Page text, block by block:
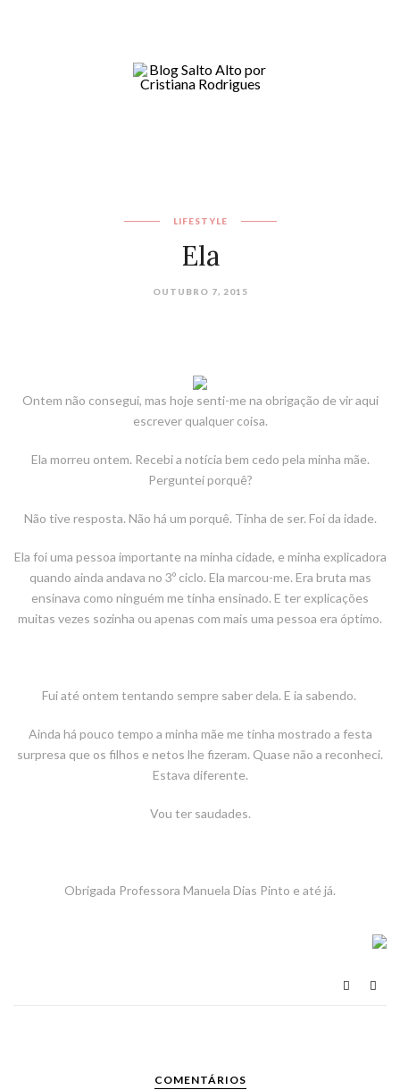
LIFESTYLE
Ela
OUTUBRO 7, 2015
Ontem não consegui, mas hoje senti-me na obrigação de vir aqui
escrever qualquer coisa.
Ela morreu ontem. Recebi a notícia bem cedo pela minha mãe.
Perguntei porquê?
Não tive resposta. Não há um porquê. Tinha de ser. Foi da idade.
Ela foi uma pessoa importante na minha cidade, e minha explicadora
quando ainda andava no 3º ciclo. Ela marcou-me. Era bruta mas
ensinava como ninguém me tinha ensinado. E ter explicações
muitas vezes sozinha ou apenas com mais uma pessoa era óptimo.
Fui até ontem tentando sempre saber dela. E ia sabendo.
Ainda há pouco tempo a minha mãe me tinha mostrado a festa
surpresa que os filhos e netos lhe fizeram. Quase não a reconheci.
Estava diferente.
Vou ter saudades.
Obrigada Professora Manuela Dias Pinto e até já.
COMENTÁRIOS